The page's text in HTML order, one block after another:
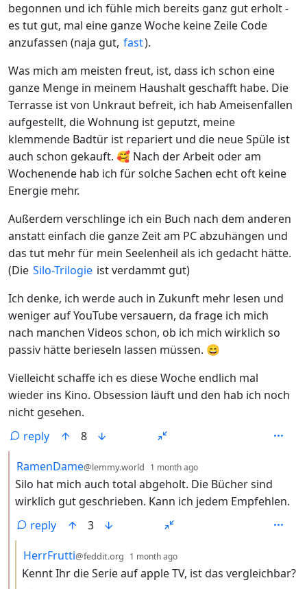
begonnen und ich fühle mich bereits ganz gut erholt -
es tut gut, mal eine ganze Woche keine Zeile Code
anzufassen (naja gut, fast).
Was mich am meisten freut, ist, dass ich schon eine
ganze Menge in meinem Haushalt geschafft habe. Die
Terrasse ist von Unkraut befreit, ich hab Ameisenfallen
aufgestellt, die Wohnung ist geputzt, meine
klemmende Badtür ist repariert und die neue Spüle ist
auch schon gekauft. 🥰 Nach der Arbeit oder am
Wochenende hab ich für solche Sachen echt oft keine
Energie mehr.
Außerdem verschlinge ich ein Buch nach dem anderen
anstatt einfach die ganze Zeit am PC abzuhängen und
das tut mehr für mein Seelenheil als ich gedacht hätte.
(Die Silo-Trilogie ist verdammt gut)
Ich denke, ich werde auch in Zukunft mehr lesen und
weniger auf YouTube versauern, da frage ich mich
nach manchen Videos schon, ob ich mich wirklich so
passiv hätte berieseln lassen müssen. 😄
Vielleicht schaffe ich es diese Woche endlich mal
wieder ins Kino. Obsession läuft und den hab ich noch
nicht gesehen.
reply
8
by
RamenDame@lemmy.world 1 month ago
Silo hat mich auch total abgeholt. Die Bücher sind
wirklich gut geschrieben. Kann ich jedem Empfehlen.
reply
3
by
HerrFrutti@feddit.org 1 month ago
Kennt Ihr die Serie auf apple TV, ist das vergleichbar?